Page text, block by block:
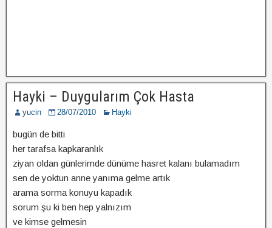
Hayki – Duygularım Çok Hasta
yucin 28/07/2010 Hayki
bugün de bitti
her tarafsa kapkaranlık
ziyan oldan günlerimde dünüme hasret kalanı bulamadım
sen de yoktun anne yanıma gelme artık
arama sorma konuyu kapadık
sorum şu ki ben hep yalnızım
ve kimse gelmesin